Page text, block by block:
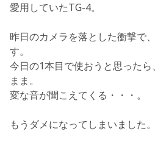
愛用していたTG-4。
昨日のカメラを落とした衝撃で
す。
今日の1本目で使おうと思った
まま。
変な音が聞こえてくる・・・。
もうダメになってしまいました。